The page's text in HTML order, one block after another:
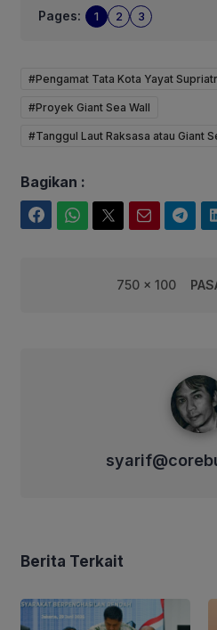
Pages: 1 2 3
#Pengamat Tata Kota Yayat
#Proyek Giant Sea Wall
#Tanggul Laut Raksasa atau Giant
Bagikan :
750 x 100
Berita Terkait